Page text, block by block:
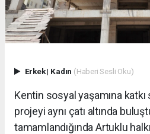
Erkek| Kadın (Haberi Sesli Oku)
Kentin sosyal yaşamına
projeyi aynı çatı altında
tamamlandığında Artuklu